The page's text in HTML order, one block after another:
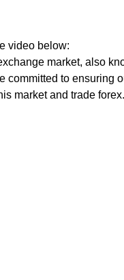
video below:
market, also
committed to ensuring
market and trade forex.